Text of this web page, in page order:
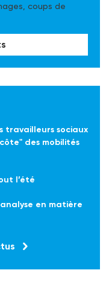
coups de
travailleurs sociaux
des mobilités
l’été
en matière